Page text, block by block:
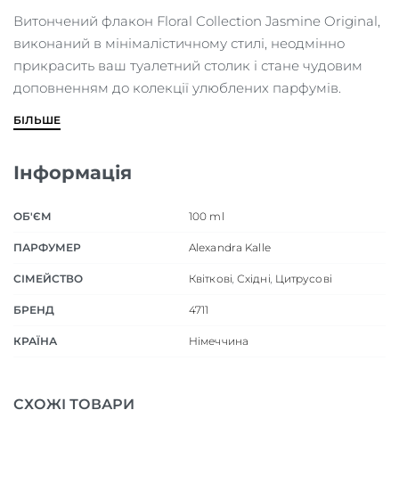
Витончений флакон Floral Collection Jasmine Original,
виконаний в мінімалістичному стилі, неодмінно
прикрасить ваш туалетний столик і стане чудовим
доповненням до колекції улюблених парфумів.
БІЛЬШЕ
Інформація
ОБ'ЄМ 100 ml
ПАРФУМЕР Alexandra Kalle
СІМЕЙСТВО Квіткові Східні Цитрусові
БРЕНД 4711
КРАЇНА Німеччина
СХОЖІ ТОВАРИ